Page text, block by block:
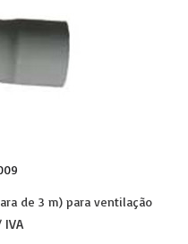
de 3 m) para ventilação
IVA